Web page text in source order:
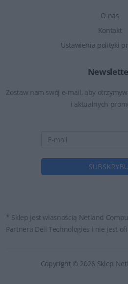
O nas
Kontakt
Ustawienia polityki
Zostaw nam swój e-mail, aby
i aktualnych
* Sklep jest własnością Netland
Partnera Dell Technologies i nie jest
Copyright © 2026 Sklep